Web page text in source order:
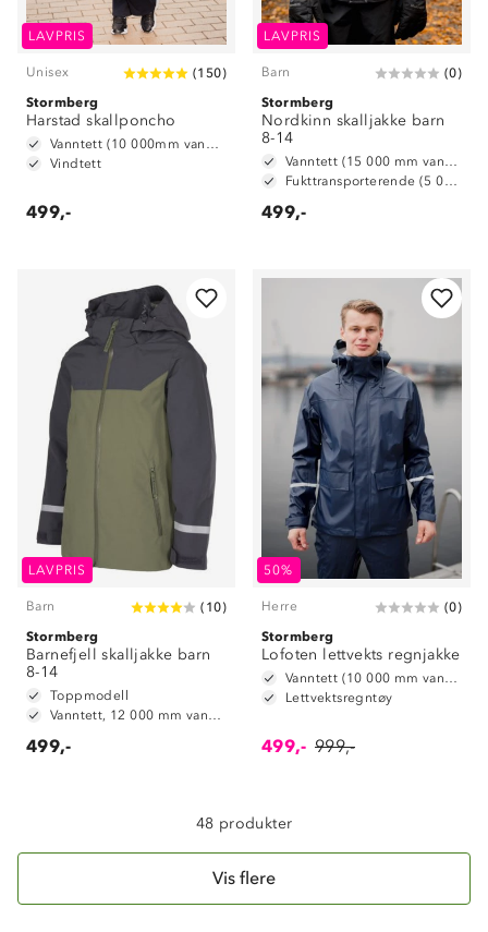
LAVPRIS
Unisex (150)
Stormberg
Harstad skallponcho
Vanntett (10 000mm vannsøyle)
Vindtett
499,-
LAVPRIS
Barn (0)
Stormberg
Nordkinn skalljakke barn
8-14
Vanntett (15 000 mm vannsøyle)
Fukttransporterende (5 000 g/m2/24t)
499,-
LAVPRIS
Barn ( 10)
Stormberg
Barnefjell skalljakke barn
8-14
Toppmodell
Vanntett, 12 000 mm vannsøyle
499,-
50%
Herre (0)
Stormberg
Lofoten lettvekts regnjakke
Vanntett (10 000 mm vannsøyle)
Lettvektsregntøy
499,- 999,-
48 produkter
Vis flere
Kundeservice
Våre butikker
Bedrift, barnehage og SFO
Om Stormberg
Verdigrunnlag
Klima og miljø
Etisk handel
Dyreetikk
Trelagsprinsippet barn
Alt du trenger til Norgesferien
Dette trenger du til barnehagen
Norgesferie 🇳🇴
Få turinspirasjon og tips her⛰